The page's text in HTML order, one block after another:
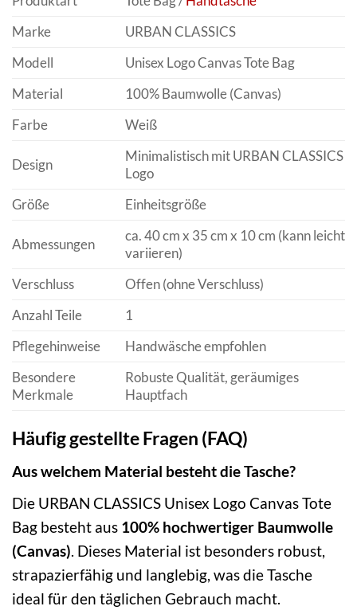
Marke
URBAN CLASSICS
Modell
Unisex Logo Canvas Tote Bag
Material
100% Baumwolle (Canvas)
Farbe
Weiß
Design
Minimalistisch mit URBAN CLASSICS
Logo
Größe
Einheitsgröße
Abmessungen
ca. 40 cm x 35 cm x 10 cm (kann leicht
variieren)
Verschluss
Offen (ohne Verschluss)
Anzahl Teile
1
Pflegehinweise
Handwäsche empfohlen
Besondere
Merkmale
Robuste Qualität, geräumiges
Hauptfach
Häufig gestellte Fragen (FAQ)
Aus welchem Material besteht die Tasche?
Die URBAN CLASSICS Unisex Logo Canvas Tote
Bag besteht aus 100% hochwertiger Baumwolle
(Canvas). Dieses Material ist besonders robust,
strapazierfähig und langlebig, was die Tasche
ideal für den täglichen Gebrauch macht.